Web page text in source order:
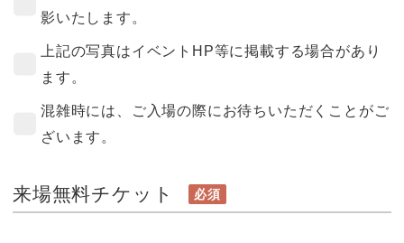
影いたします。
上記の写真はイベントHP等に掲載する場合があり
ます。
混雑時には、ご入場の際にお待ちいただくことがご
ざいます。
来場無料チケット 必須